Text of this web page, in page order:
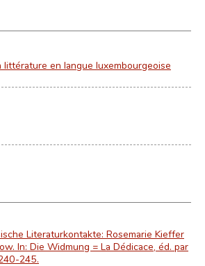
littérature en langue luxembourgeoise
Literaturkontakte: Rosemarie Kieffer
In: Die Widmung = La Dédicace, éd. par
245.